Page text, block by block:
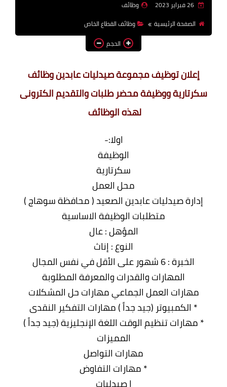
بالجامعات والمعاهد
اخبار
26 فبراير 2023
وظائف
الصفحة الرئيسية
وظائف القطاع الخاص
الحجم
إعلان توظيف مجموعة صيدليات عابدين وظائف
سكرتارية ووظيفة محضر طلبات والتقديم الكترونى
لهذه الوظائف
اولا:-
الوظيفة
سكرتارية
محل العمل
إدارة صيدليات عابدين الصعيد ( محافظة سوهاج )
متطلبات الوظيفة الاساسية
المؤهل : عال
النوع : إناث
الخبرة : 6 شهور على الأقل في نفس المجال
المهارات والقدرات والمعرفة المطلوبة
مهارات العمل الجماعي مهارات حل المشكلات
* الكمبيوتر (جيد جداً ) مهارات التفكير النقدى
* مهارات تنظيم الوقت اللغة الإنجليزية (جيد جداً )
المميزات
مهارات التواصل
* مهارات التفاوض
ا صيدليات